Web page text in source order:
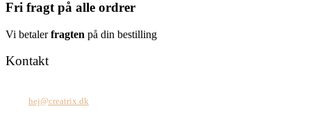
Fri fragt på alle ordrer
Vi betalerfragten på din bestilling
Kontakt
hej@creatrix.dk